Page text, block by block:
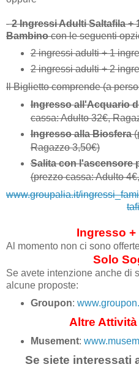
-2 Ingressi Adulti Saltafila +
Bambinocon le seguenti
2 ingressi adulti + 1
2 ingressi adulti + 2
Il Biglietto comprende (a
Ingresso all'Acquario
cassa: Adulto 32€,
Ingresso alla Biosfera
Ragazzo 3,50€)
Salita con l'ascensore
(prezzo cassa: Adulto
www.groupalia.it/
Ingresso
Al momento non ci sono
Solo
Se avete intenzione anche di
alcune proposte:
Groupon:
Altre
Musement:
Se siete interessati